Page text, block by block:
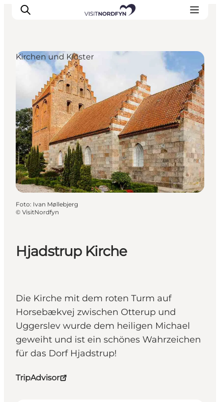
Erleben
Eventkalender
Essen und Trinken
Unterkünfte
Erlebnisbuchung
Für Kinder
Hjadstrup Kirche
Die Kirche mit dem roten Turm auf
Horsebækvej zwischen Otterup und
Uggerslev wurde dem heiligen Michael
geweiht und ist ein schönes Wahrzeichen
für das Dorf Hjadstrup!
TripAdvisor
Kirchen und Klöster
Foto: Ivan Møllebjerg
© VisitNordfyn